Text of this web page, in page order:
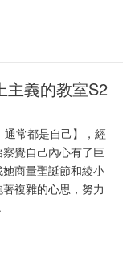
主義的教室S2
常都是自己】，經
覺自己內心有了巨
商量聖誕節和綾小
複雜的心思，努力